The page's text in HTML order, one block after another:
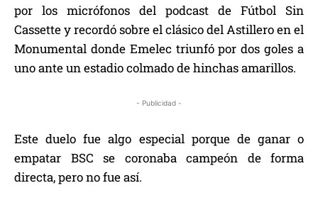
por los micrófonos del podcast de Fútbol Sin
Cassette y recordó sobre el clásico del Astillero en el
Monumental donde Emelec triunfó por dos goles a
uno ante un estadio colmado de hinchas amarillos.
- Publicidad -
Este duelo fue algo especial porque de ganar o
empatar BSC se coronaba campeón de forma
directa, pero no fue así.